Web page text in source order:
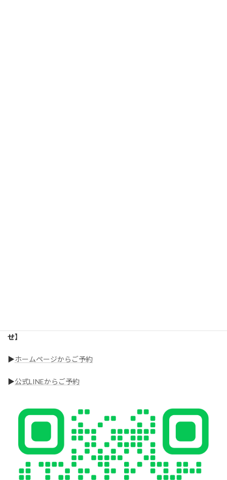
せ】
▶︎ホームページからご予約
▶︎公式LINEからご予約